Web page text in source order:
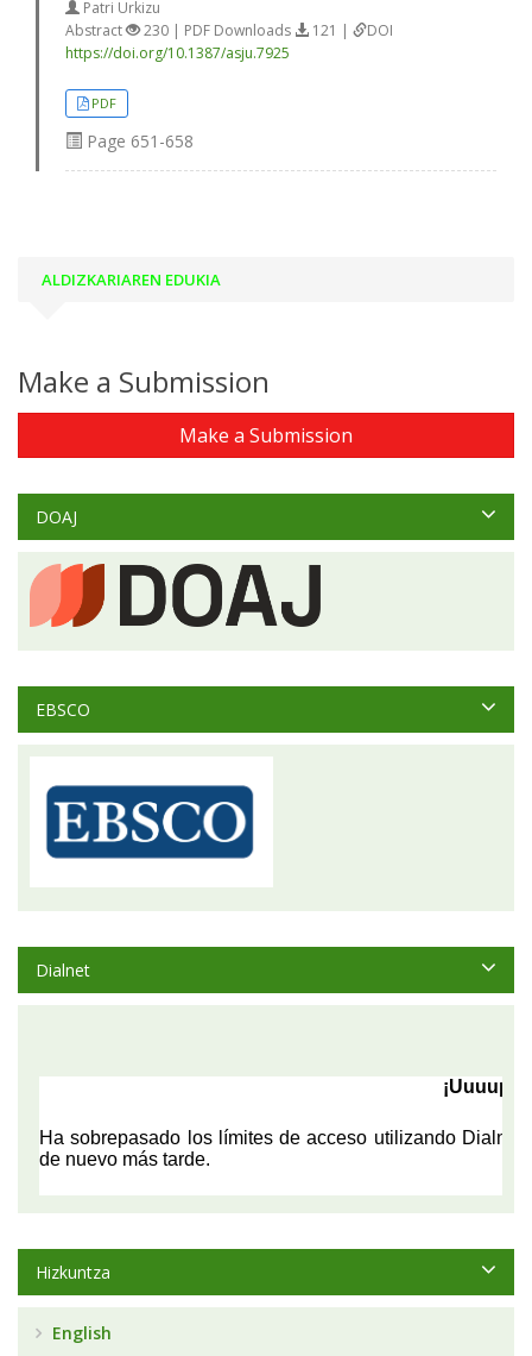
Patri Urkizu
Abstract
230 | PDF Downloads 121 |
DOI
https://doi.org/10.1387/asju.7925
PDF
Page 651-658
ALDIZKARIAREN EDUKIA
Make a Submission
Make a Submission
DOAJ
EBSCO
Dialnet
Hizkuntza
English